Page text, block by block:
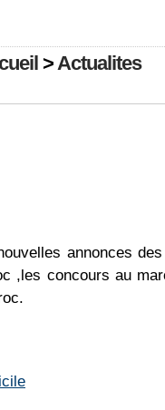
>Actualites
annonces
,les concours au